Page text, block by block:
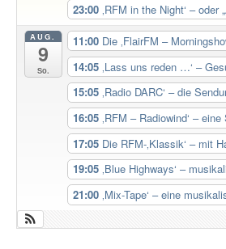
23:00 ‚RFM in the Night‘ – oder
AUG.
9
So.
11:00 Die ‚FlairFM –
14:05 ‚Lass uns reden …‘ –
15:05 ‚Radio DARC‘ – die
16:05 ‚RFM – Radiowind‘ –
17:05 Die RFM-‚Klassik‘ – mit
19:05 ‚Blue Highways‘ –
21:00 ‚Mix-Tape‘ – eine